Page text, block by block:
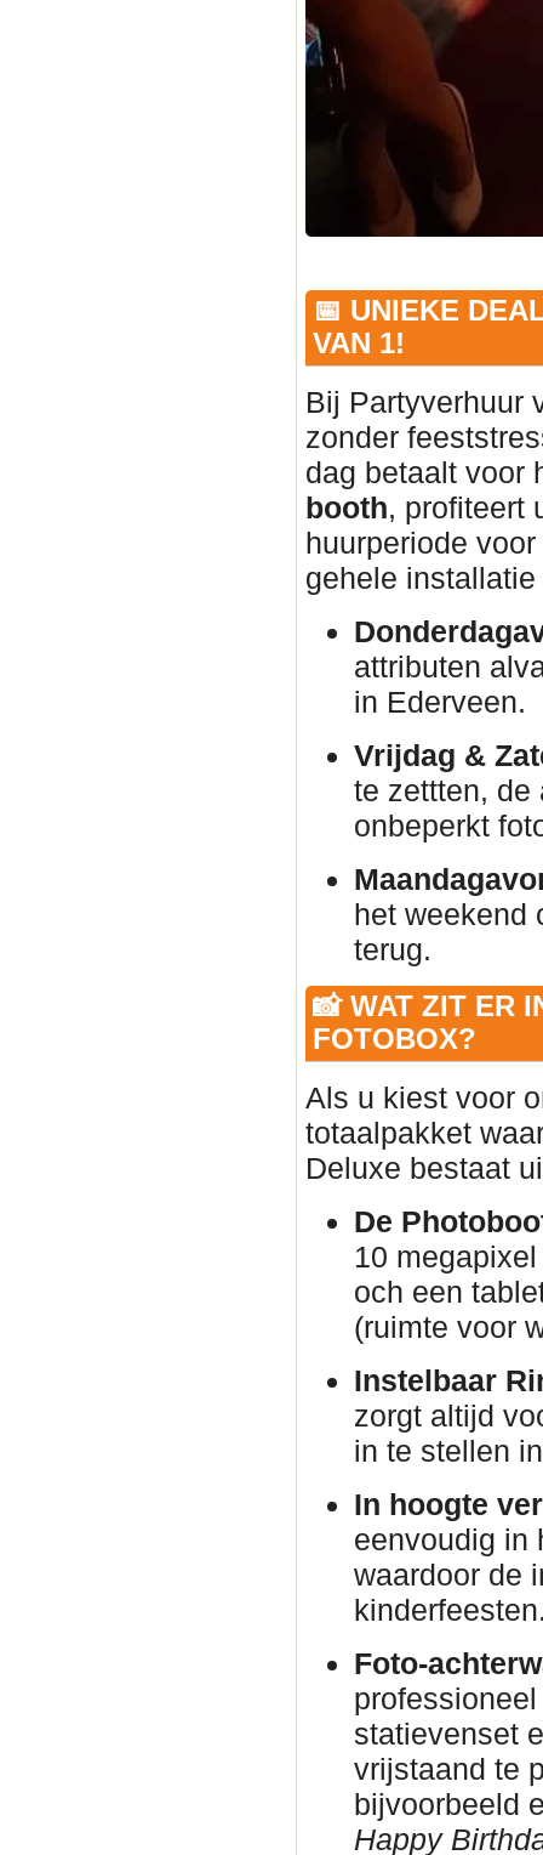
📅 UNIEKE
VAN 1!
Bij Partyverhuur
zonder
dag betaalt voor
booth, profiteert
huurperiode
gehele
attributen
in Ederveen.
Vrijdag &
te zettten, de
onbeperkt
het weekend
terug.
📸 WAT ZIT ER
FOTOBOX?
Als u kiest voor
totaalpakket
Deluxe bestaat
De
10
och een
(ruimte voor
Instelbaar
zorgt altijd
in te stellen
In hoogte
eenvoudig in
waardoor de
Foto-
statievenset
vrijstaand te
bijvoorbeeld
Happy